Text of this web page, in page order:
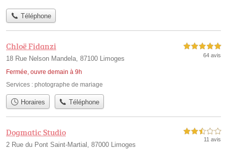
Téléphone
Chloë Fidanzi
18 Rue Nelson Mandela, 87100 Limoges
Fermée, ouvre demain à 9h
5,0 étoiles sur 5
64 avis
Services : photographe de mariage
Horaires Téléphone
Dogmatic Studio
2 Rue du Pont Saint-Martial, 87000 Limoges
2,5 étoiles sur 5
11 avis